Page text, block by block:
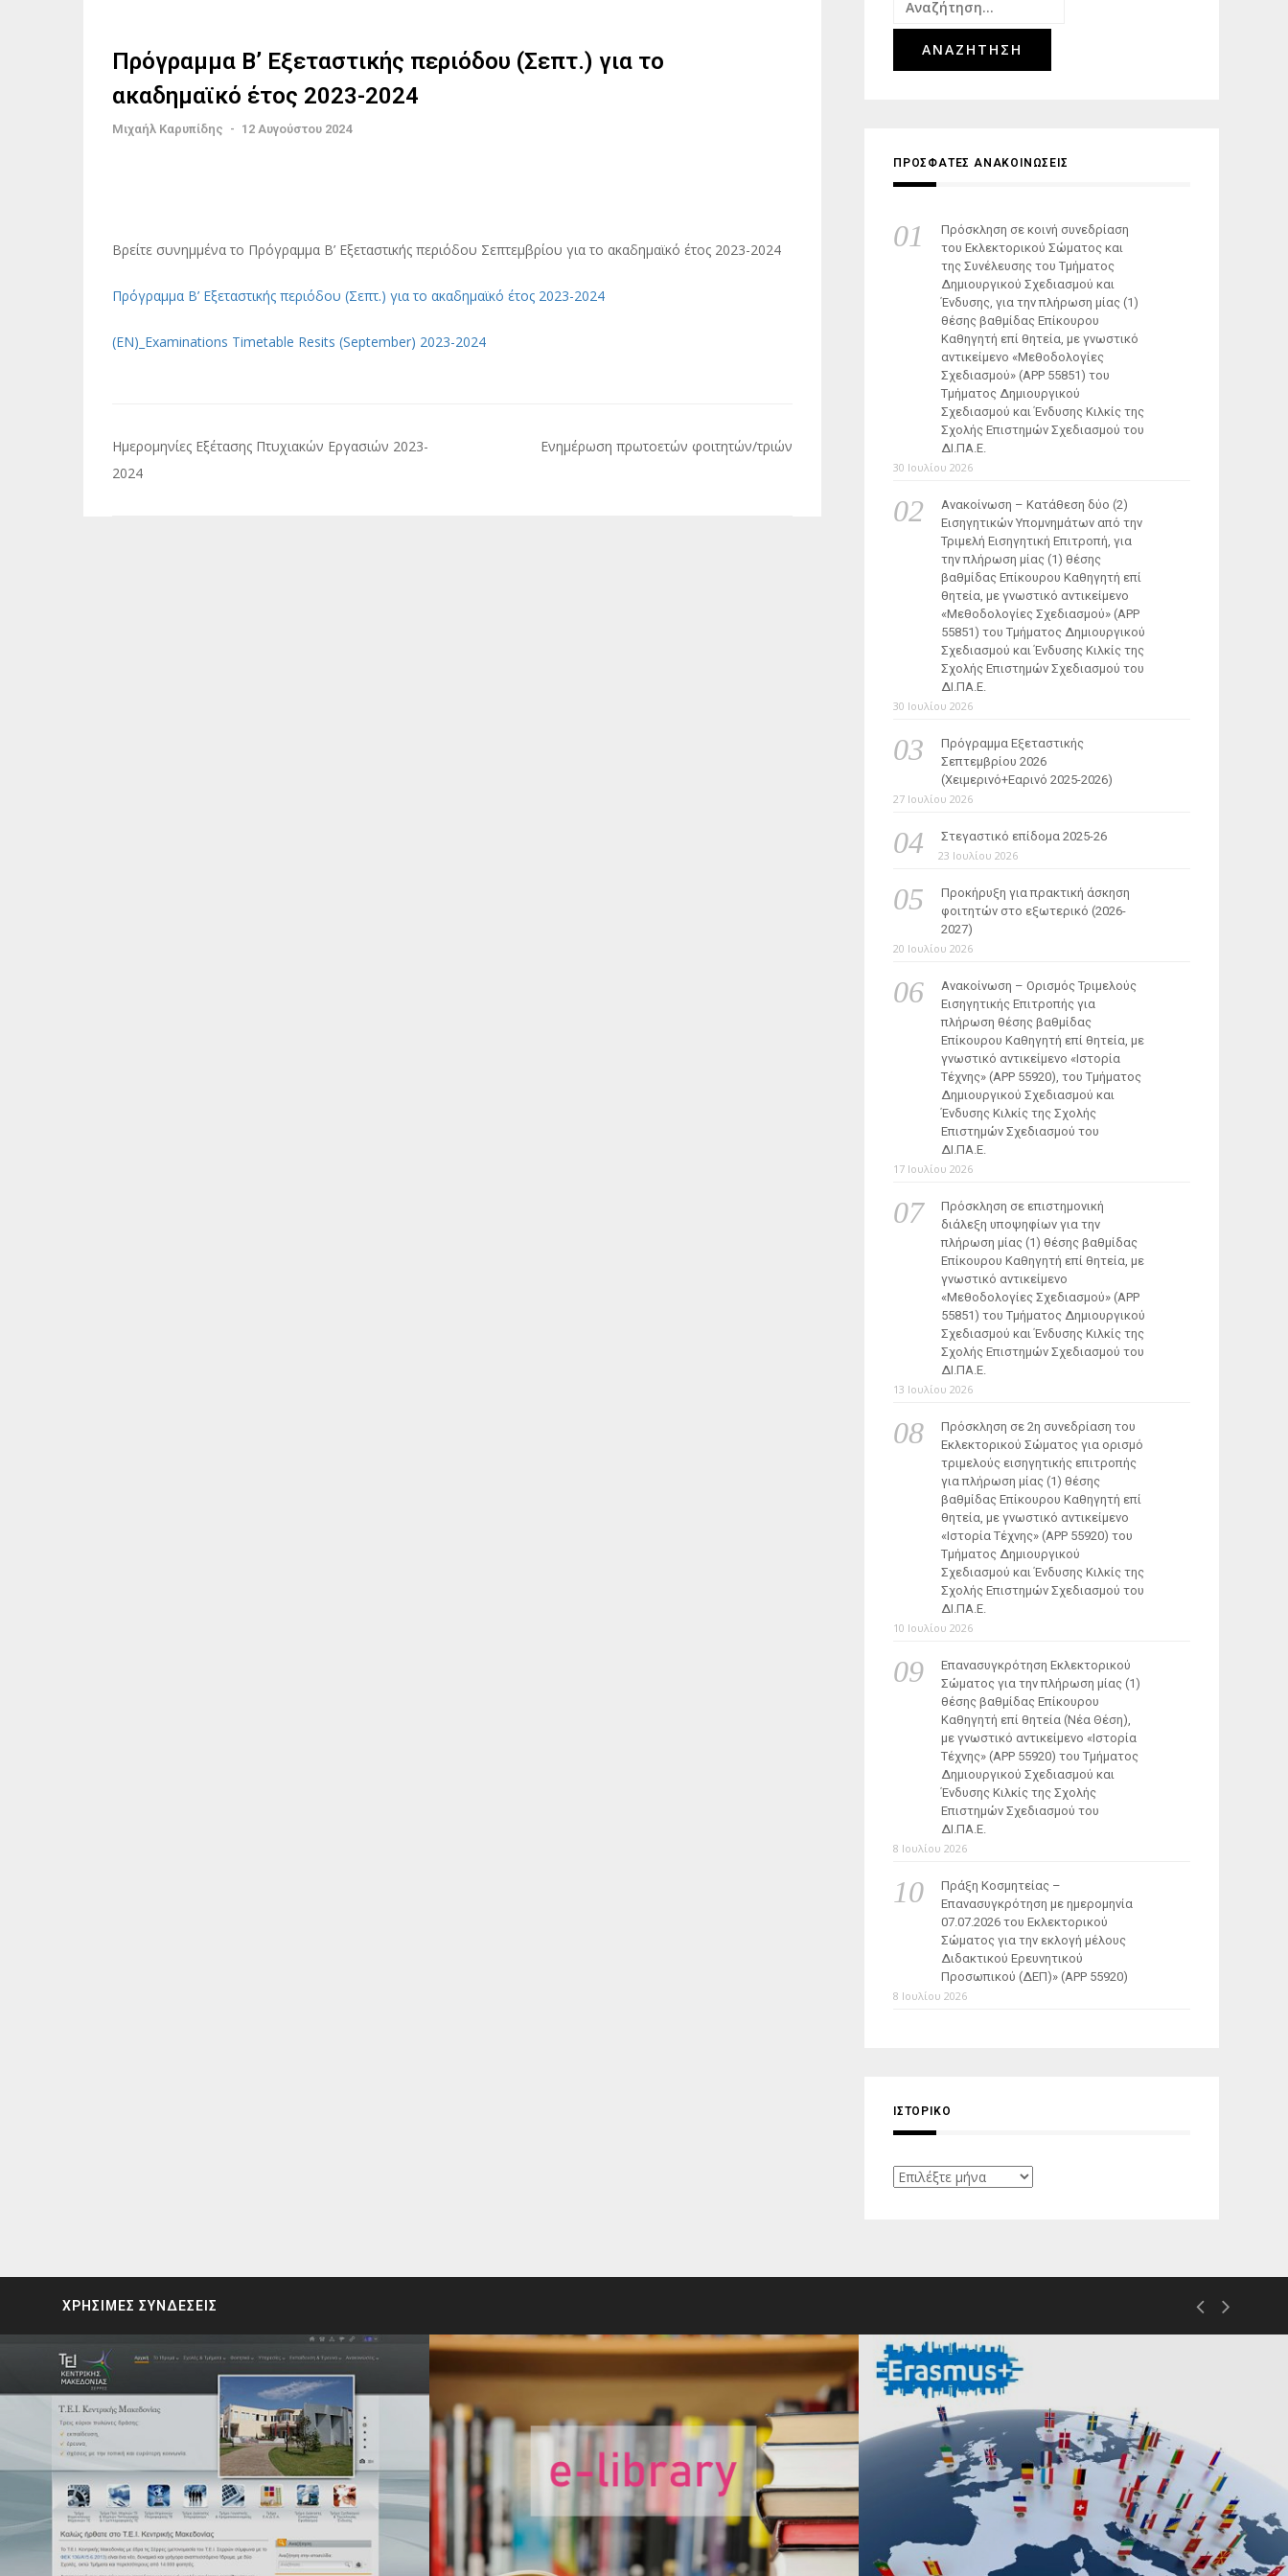
Πρόγραμμα Β’ Εξεταστικής περιόδου (Σεπτ.) για το
ακαδημαϊκό έτος 2023-2024
Μιχαήλ Καρυπίδης - 12 Αυγούστου 2024
Βρείτε συνημμένα το Πρόγραμμα Β’ Εξεταστικής περιόδου Σεπτεμβρίου για το ακαδημαϊκό έτος 2023-2024
Πρόγραμμα Β’ Εξεταστικής περιόδου (Σεπτ.) για το ακαδημαϊκό έτος 2023-2024
(EN)_Examinations Timetable Resits (September) 2023-2024
Πλοήγηση
άρθρων
Ημερομηνίες Εξέτασης Πτυχιακών Εργασιών 2023-
2024
Ενημέρωση πρωτοετών φοιτητών/τριών
για:
ΠΡΟΣΦΑΤΕΣ ΑΝΑΚΟΙΝΩΣΕΙΣ
Πρόσκληση σε κοινή συνεδρίαση
του Εκλεκτορικού Σώματος και
της Συνέλευσης του Τμήματος
Δημιουργικού Σχεδιασμού και
Ένδυσης, για την πλήρωση μίας (1)
θέσης βαθμίδας Επίκουρου
Καθηγητή επί θητεία, με γνωστικό
αντικείμενο «Μεθοδολογίες
Σχεδιασμού» (ΑΡΡ 55851) του
Τμήματος Δημιουργικού
Σχεδιασμού και Ένδυσης Κιλκίς της
Σχολής Επιστημών Σχεδιασμού του
ΔΙ.ΠΑ.Ε.
30 Ιουλίου 2026
Ανακοίνωση – Κατάθεση δύο (2)
Εισηγητικών Υπομνημάτων από την
Τριμελή Εισηγητική Επιτροπή, για
την πλήρωση μίας (1) θέσης
βαθμίδας Επίκουρου Καθηγητή επί
θητεία, με γνωστικό αντικείμενο
«Μεθοδολογίες Σχεδιασμού» (ΑΡΡ
55851) του Τμήματος Δημιουργικού
Σχεδιασμού και Ένδυσης Κιλκίς της
Σχολής Επιστημών Σχεδιασμού του
ΔΙ.ΠΑ.Ε.
30 Ιουλίου 2026
Πρόγραμμα Εξεταστικής
Σεπτεμβρίου 2026
(Χειμερινό+Εαρινό 2025-2026)
27 Ιουλίου 2026
Στεγαστικό επίδομα 2025-26
23 Ιουλίου 2026
Προκήρυξη για πρακτική άσκηση
φοιτητών στο εξωτερικό (2026-
2027)
20 Ιουλίου 2026
Ανακοίνωση – Ορισμός Τριμελούς
Εισηγητικής Επιτροπής για
πλήρωση θέσης βαθμίδας
Επίκουρου Καθηγητή επί θητεία, με
γνωστικό αντικείμενο «Ιστορία
Τέχνης» (ΑΡΡ 55920), του Τμήματος
Δημιουργικού Σχεδιασμού και
Ένδυσης Κιλκίς της Σχολής
Επιστημών Σχεδιασμού του
ΔΙ.ΠΑ.Ε.
17 Ιουλίου 2026
Πρόσκληση σε επιστημονική
διάλεξη υποψηφίων για την
πλήρωση μίας (1) θέσης βαθμίδας
Επίκουρου Καθηγητή επί θητεία, με
γνωστικό αντικείμενο
«Μεθοδολογίες Σχεδιασμού» (ΑΡΡ
55851) του Τμήματος Δημιουργικού
Σχεδιασμού και Ένδυσης Κιλκίς της
Σχολής Επιστημών Σχεδιασμού του
ΔΙ.ΠΑ.Ε.
13 Ιουλίου 2026
Πρόσκληση σε 2η συνεδρίαση του
Εκλεκτορικού Σώματος για ορισμό
τριμελούς εισηγητικής επιτροπής
για πλήρωση μίας (1) θέσης
βαθμίδας Επίκουρου Καθηγητή επί
θητεία, με γνωστικό αντικείμενο
«Ιστορία Τέχνης» (ΑΡΡ 55920) του
Τμήματος Δημιουργικού
Σχεδιασμού και Ένδυσης Κιλκίς της
Σχολής Επιστημών Σχεδιασμού του
ΔΙ.ΠΑ.Ε.
10 Ιουλίου 2026
Επανασυγκρότηση Εκλεκτορικού
Σώματος για την πλήρωση μίας (1)
θέσης βαθμίδας Επίκουρου
Καθηγητή επί θητεία (Νέα Θέση),
με γνωστικό αντικείμενο «Ιστορία
Τέχνης» (ΑΡΡ 55920) του Τμήματος
Δημιουργικού Σχεδιασμού και
Ένδυσης Κιλκίς της Σχολής
Επιστημών Σχεδιασμού του
ΔΙ.ΠΑ.Ε.
8 Ιουλίου 2026
Πράξη Κοσμητείας –
Επανασυγκρότηση με ημερομηνία
07.07.2026 του Εκλεκτορικού
Σώματος για την εκλογή μέλους
Διδακτικού Ερευνητικού
Προσωπικού (ΔΕΠ)» (APP 55920)
8 Ιουλίου 2026
ΙΣΤΟΡΙΚΌ
Ιστορικό
ΧΡΗΣΙΜΕΣ ΣΥΝΔΕΣΕΙΣ